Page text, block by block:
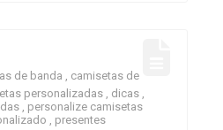
de banda
camisetas de
personalizadas dicas
personalize camisetas
presentes